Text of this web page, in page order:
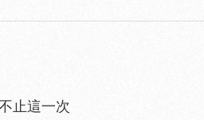
止這一次